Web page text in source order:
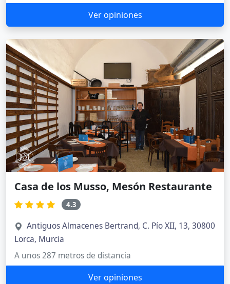
Ver opiniones
Casa de los Musso, Mesón Restaurante
4.3
Antiguos Almacenes Bertrand, C. Pío XII, 13, 30800
Lorca, Murcia
A unos 287 metros de distancia
Ver opiniones